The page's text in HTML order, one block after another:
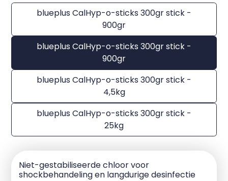
blueplus CalHyp-o-sticks 300gr stick -
900gr
blueplus CalHyp-o-sticks 300gr stick -
900gr
blueplus CalHyp-o-sticks 300gr stick -
4,5kg
blueplus CalHyp-o-sticks 300gr stick -
25kg
Niet-gestabiliseerde chloor voor
shockbehandeling en langdurige desinfectie